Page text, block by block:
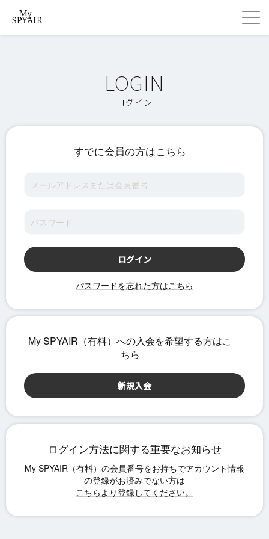
ログイン
すでに会員の方はこちら
パスワードを忘れた方はこちら
ログイン方法に関する重要なお知らせ
こちらより登録してください。